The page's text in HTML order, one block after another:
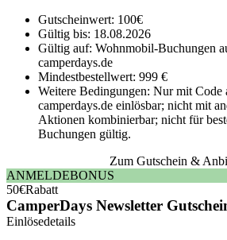
Zum Gutschein &
Gutscheinwert: 100€
Gültig bis: 18.08.2026
Gültig auf: Wohnmobil-Buchungen
camperdays.de
Mindestbestellwert: 999 €
Weitere Bedingungen: Nur mit Code
camperdays.de einlösbar; nicht mit
Aktionen kombinierbar; nicht für
Buchungen gültig.
ANMELDEBONUS
50€Rabatt
CamperDays Newsletter
Einlösedetails